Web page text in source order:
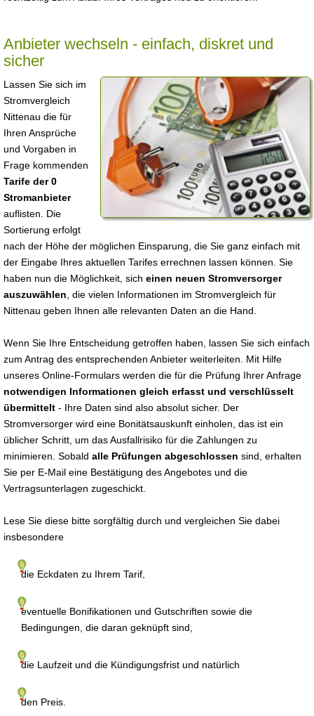
Anbieter wechseln - einfach, diskret und
sicher
Lassen Sie sich im
Stromvergleich
Nittenau die für
Ihren Ansprüche
und Vorgaben in
Frage kommenden
Tarife der 0
Stromanbieter
auflisten. Die
Sortierung erfolgt
nach der Höhe der möglichen Einsparung, die Sie ganz einfach mit
der Eingabe Ihres aktuellen Tarifes errechnen lassen können. Sie
haben nun die Möglichkeit, sich einen neuen Stromversorger
auszuwählen , die vielen Informationen im Stromvergleich für
Nittenau geben Ihnen alle relevanten Daten an die Hand.
Wenn Sie Ihre Entscheidung getroffen haben, lassen Sie sich einfach
zum Antrag des entsprechenden Anbieter weiterleiten. Mit Hilfe
unseres Online-Formulars werden die für die Prüfung Ihrer Anfrage
notwendigen Informationen gleich erfasst und verschlüsselt
übermittelt - Ihre Daten sind also absolut sicher. Der
Stromversorger wird eine Bonitätsauskunft einholen, das ist ein
üblicher Schritt, um das Ausfallrisiko für die Zahlungen zu
minimieren. Sobald alle Prüfungen abgeschlossen sind, erhalten
Sie per E-Mail eine Bestätigung des Angebotes und die
Vertragsunterlagen zugeschickt.
Lese Sie diese bitte sorgfältig durch und vergleichen Sie dabei
insbesondere
die Eckdaten zu Ihrem Tarif,
eventuelle Bonifikationen und Gutschriften sowie die
Bedingungen, die daran geknüpft sind,
die Laufzeit und die Kündigungsfrist und natürlich
den Preis.